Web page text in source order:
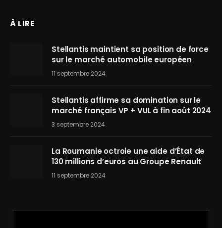
À LIRE
Stellantis maintient sa position de force
sur le marché automobile européen
11 septembre 2024
Stellantis affirme sa domination sur le
marché français VP + VUL à fin août 2024
3 septembre 2024
La Roumanie octroie une aide d’État de
130 millions d’euros au Groupe Renault
11 septembre 2024